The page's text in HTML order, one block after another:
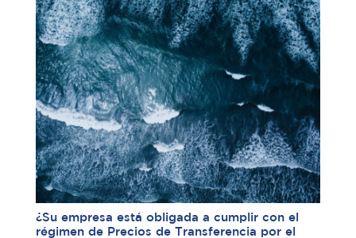
¿Su empresa está obligada a cumplir con el
régimen de Precios de Transferencia por el